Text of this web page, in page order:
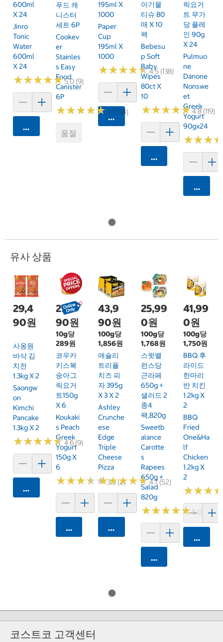
600ml
X 24
Jinro
Tonic
Water
600ml
X 24
★★★★★
★★★★★5.0 (9)
카트에 담기
푸드 캐
니스터
세트 6P
Cookev
Er
Stainles
S Easy
Food
Canister
6P
★★★★★
★★★★★4.7 (34)
품절
195ml X
1000
Paper
Cup
195ml X
1000
★★★★★
★★★★★4.5 (138)
카트에 담기
아기물
티슈 80
매 X 10
팩
Bebesu
P Soft
Baby
Wipes
80ct X
10
★★★★★
★★★★★4.8 (119)
카트에 담기
릭요거
트 무가
당 플레
인 90g
X 24
Pulmuo
Ne
Danone
Nonswe
Et
Greek
Yogurt
90gx24
★★★
★★★
카트에
유사 상품
29,4
90원
사옹원
바삭 김
치전
1.3kg X 2
Saongw
On
Kimchi
Pancake
1.3kg X 2
★★★★★
★★★★★4.6 (9)
카트에 담기
29,9
90원
10g당
289원
코우카
키스복
숭아그
릭요거
트150g
X 6
Koukaki
S Peach
Greek
Yogurt
150g X
6
★★★★★
★★★★★3.5 (2)
카트에 담기
43,9
90원
100g당
1,856원
애슐리
트리플
치즈 피
자 395g
X 3 X 2
Ashley
Crunche
Ese
Edge
Triple
Cheese
Pizza
★★★★★
★★★★★4.7 (52)
카트에 담기
25,99
0원
100g당
1,768원
스윗밸
런스당
근라페
650g +
샐러드 2
종4
팩,820g
Sweetb
Alance
Carotte
S
Rapees
650g +
Salad
820g
★★★★★
★★★★★5.0 (1)
카트에 담기
41,99
0원
100g당
1,750원
BBQ 후
라이드
한마리
반 치킨
1.2kg X
2
BBQ
Fried
One&Ha
Lf
Chicken
1.2kg X
2
★★★
★★★
카트에
코스트코 고객센터